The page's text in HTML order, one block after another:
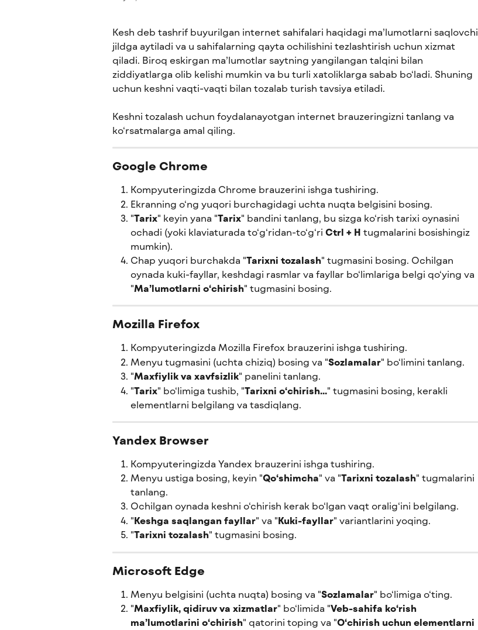
Kesh deb tashrif buyurilgan internet sahifalari haqidagi ma’lumotlarni saqlovchi
jildga aytiladi va u sahifalarning qayta ochilishini tezlashtirish uchun xizmat
qiladi. Biroq eskirgan ma’lumotlar saytning yangilangan talqini bilan
ziddiyatlarga olib kelishi mumkin va bu turli xatoliklarga sabab bo‘ladi. Shuning
uchun keshni vaqti-vaqti bilan tozalab turish tavsiya etiladi.
Keshni tozalash uchun foydalanayotgan internet brauzeringizni tanlang va
ko‘rsatmalarga amal qiling.
Google Chrome
Kompyuteringizda Chrome brauzerini ishga tushiring.
Ekranning o‘ng yuqori burchagidagi uchta nuqta belgisini bosing.
"Tarix" keyin yana "Tarix" bandini tanlang, bu sizga ko‘rish tarixi oynasini
ochadi (yoki klaviaturada to‘g‘ridan-to‘g‘ri Ctrl + H tugmalarini bosishingiz
mumkin).
Chap yuqori burchakda "Tarixni tozalash" tugmasini bosing. Ochilgan
oynada kuki-fayllar, keshdagi rasmlar va fayllar bo‘limlariga belgi qo‘ying va
"Ma’lumotlarni o‘chirish" tugmasini bosing.
Mozilla Firefox
Kompyuteringizda Mozilla Firefox brauzerini ishga tushiring.
Menyu tugmasini (uchta chiziq) bosing va "Sozlamalar" bo‘limini tanlang.
"Maxfiylik va xavfsizlik" panelini tanlang.
"Tarix" bo‘limiga tushib, "Tarixni o‘chirish..." tugmasini bosing, kerakli
elementlarni belgilang va tasdiqlang.
Yandex Browser
Kompyuteringizda Yandex brauzerini ishga tushiring.
Menyu ustiga bosing, keyin "Qo‘shimcha" va "Tarixni tozalash" tugmalarini
tanlang.
Ochilgan oynada keshni o‘chirish kerak bo‘lgan vaqt oralig‘ini belgilang.
"Keshga saqlangan fayllar" va "Kuki-fayllar" variantlarini yoqing.
"Tarixni tozalash" tugmasini bosing.
Microsoft Edge
Menyu belgisini (uchta nuqta) bosing va "Sozlamalar" bo‘limiga o‘ting.
"Maxfiylik, qidiruv va xizmatlar" bo‘limida "Veb-sahifa ko‘rish
ma’lumotlarini o‘chirish" qatorini toping va "O‘chirish uchun elementlarni